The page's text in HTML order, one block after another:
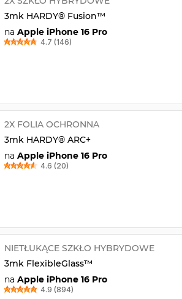
3mk HARDY® Fusion™
na Apple iPhone 16 Pro
4.7 (146)
2X FOLIA OCHRONNA
3mk HARDY® ARC+
na Apple iPhone 16 Pro
4.6 (20)
NIETŁUKĄCE SZKŁO HYBRYDOWE
3mk FlexibleGlass™
na Apple iPhone 16 Pro
4.9 (894)